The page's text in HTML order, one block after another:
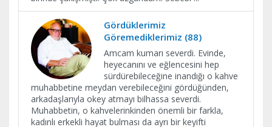
Gördüklerimiz
Göremediklerimiz (88)
Amcam kumarı severdi. Evinde,
heyecanını ve eğlencesini hep
sürdürebileceğine inandığı o kahve
muhabbetine meydan verebileceğini gördüğünden,
arkadaşlarıyla okey atmayı bilhassa severdi.
Muhabbetin, o kahvelerinkinden önemli bir farkla,
kadınlı erkekli hayat bulması da ayrı bir keyifti